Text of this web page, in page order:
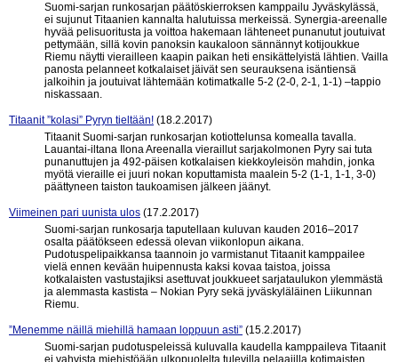
Suomi-sarjan runkosarjan päätöskierroksen kamppailu Jyväskylässä,
ei sujunut Titaanien kannalta halutuissa merkeissä. Synergia-areenalle
hyvää pelisuoritusta ja voittoa hakemaan lähteneet punanutut joutuivat
pettymään, sillä kovin panoksin kaukaloon sännännyt kotijoukkue
Riemu näytti vierailleen kaapin paikan heti ensikättelyistä lähtien. Vailla
panosta pelanneet kotkalaiset jäivät sen seurauksena isäntiensä
jalkoihin ja joutuivat lähtemään kotimatkalle 5-2 (2-0, 2-1, 1-1) –tappio
niskassaan.
Titaanit ”kolasi” Pyryn tieltään! (18.2.2017)
Titaanit Suomi-sarjan runkosarjan kotiottelunsa komealla tavalla.
Lauantai-iltana Ilona Areenalla vieraillut sarjakolmonen Pyry sai tuta
punanuttujen ja 492-päisen kotkalaisen kiekkoyleisön mahdin, jonka
myötä vieraille ei juuri nokan koputtamista maalein 5-2 (1-1, 1-1, 3-0)
päättyneen taiston taukoamisen jälkeen jäänyt.
Viimeinen pari uunista ulos (17.2.2017)
Suomi-sarjan runkosarja taputellaan kuluvan kauden 2016–2017
osalta päätökseen edessä olevan viikonlopun aikana.
Pudotuspelipaikkansa taannoin jo varmistanut Titaanit kamppailee
vielä ennen kevään huipennusta kaksi kovaa taistoa, joissa
kotkalaisten vastustajiksi asettuvat joukkueet sarjataulukon ylemmästä
ja alemmasta kastista – Nokian Pyry sekä jyväskyläläinen Liikunnan
Riemu.
”Menemme näillä miehillä hamaan loppuun asti” (15.2.2017)
Suomi-sarjan pudotuspeleissä kuluvalla kaudella kamppaileva Titaanit
ei vahvista miehistöään ulkopuolelta tulevilla pelaajilla kotimaisten